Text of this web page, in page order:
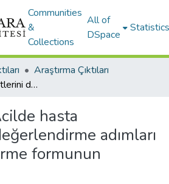
Communities
&
Collections
All of
DSpace
Statistics
Araştırma Çıktıları
Acilde hasta şikayetlerini değerlendirme adımları 1: Değerlendirme formunun geliştirilmesi
hasta
adımları
formunun